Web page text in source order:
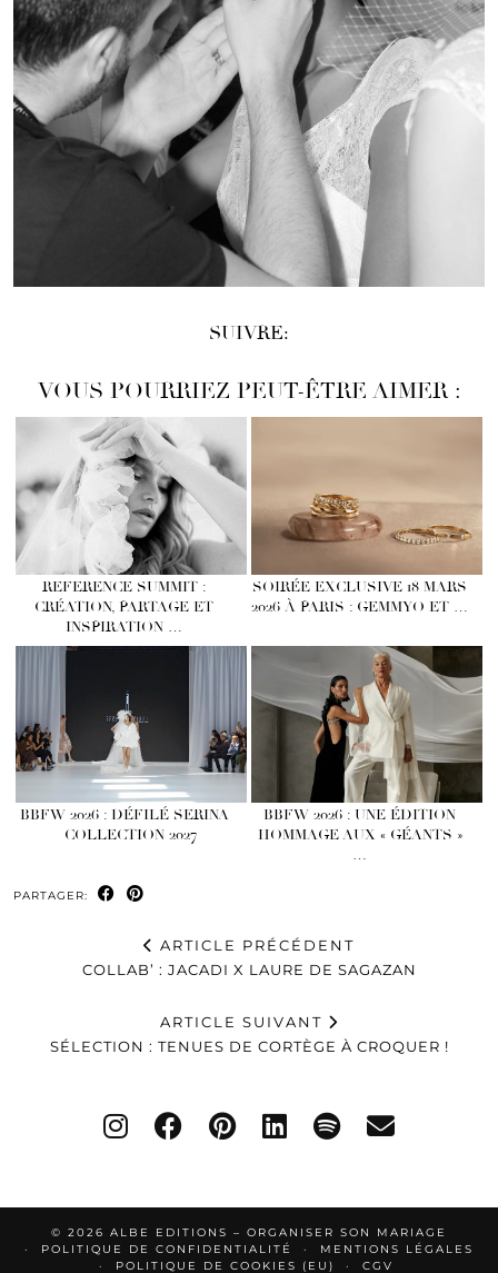
SUIVRE:
VOUS POURRIEZ PEUT-ÊTRE AIMER :
REFERENCE SUMMIT :
CRÉATION, PARTAGE ET
INSPIRATION …
SOIRÉE EXCLUSIVE 18 MARS
2026 À PARIS : GEMMYO ET …
BBFW 2026 : DÉFILÉ SERINA
– COLLECTION 2027
BBFW 2026 : UNE ÉDITION
HOMMAGE AUX « GÉANTS »
…
PARTAGER:
ARTICLE PRÉCÉDENT
COLLAB’ : JACADI X LAURE DE SAGAZAN
ARTICLE SUIVANT
SÉLECTION : TENUES DE CORTÈGE À CROQUER !
© 2026 ALBE EDITIONS – ORGANISER SON MARIAGE
POLITIQUE DE CONFIDENTIALITÉ
MENTIONS LÉGALES
POLITIQUE DE COOKIES (EU)
CGV